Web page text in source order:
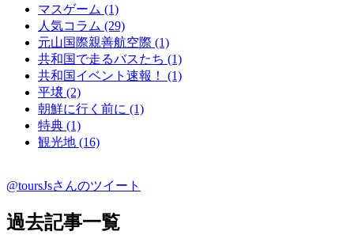
マスゲーム (1)
人気コラム (29)
元山国際親善航空際 (1)
共和国で走るバスたち (1)
共和国イベント速報！ (1)
平壌 (2)
朝鮮に行く前に (1)
特典 (1)
観光地 (16)
@toursJsさんのツイート
過去記事一覧